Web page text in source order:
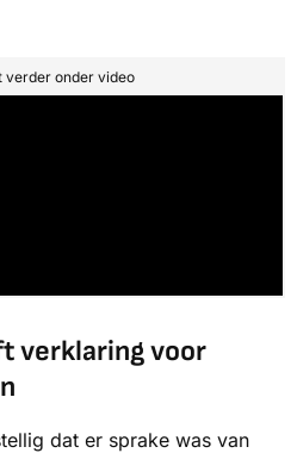
verder onder video
verklaring voor
dat er sprake was van